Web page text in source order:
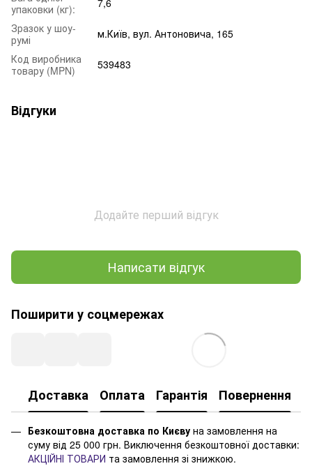
упаковки (кг):
Зразок у шоу-
румі
м.Київ, вул. Антоновича, 165
Код виробника
товару (MPN)
539483
Відгуки
Додайте перший відгук
Написати відгук
Поширити у соцмережах
Доставка Оплата Гарантія Повернення
Безкоштовна доставка по Києву на замовлення на
суму від 25 000 грн. Виключення безкоштовної доставки:
АКЦІЙНІ ТОВАРИ та замовлення зі знижкою.